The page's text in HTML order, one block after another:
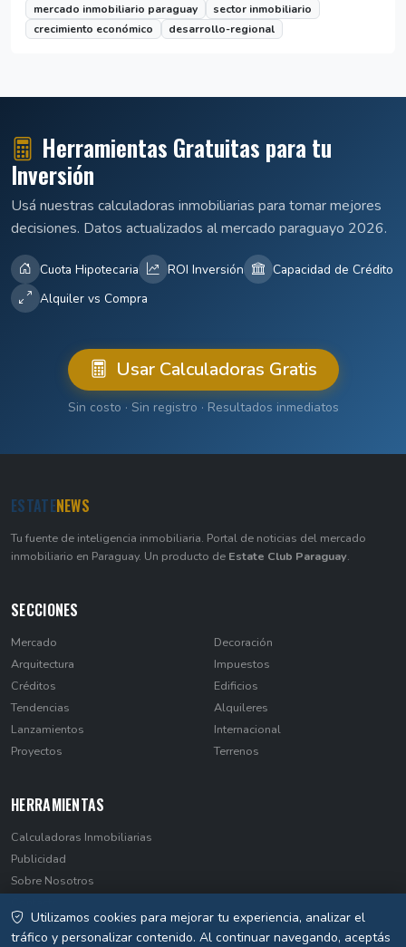
mercado inmobiliario paraguay
sector inmobiliario
crecimiento económico
desarrollo-regional
Herramientas Gratuitas para tu
Inversión
Usá nuestras calculadoras inmobiliarias para tomar mejores
decisiones. Datos actualizados al mercado paraguayo 2026.
Cuota Hipotecaria ROI Inversión
Capacidad de Crédito
Alquiler vs Compra
Usar Calculadoras Gratis
Sin costo · Sin registro · Resultados inmediatos
ESTATENEWS
Tu fuente de inteligencia inmobiliaria. Portal de noticias del mercado
inmobiliario en Paraguay. Un producto de Estate Club Paraguay.
SECCIONES
Mercado
Arquitectura
Créditos
Tendencias
Lanzamientos
Proyectos
Decoración
Impuestos
Edificios
Alquileres
Internacional
Terrenos
HERRAMIENTAS
Calculadoras Inmobiliarias
Publicidad
Sobre Nosotros
Privacidad
Utilizamos cookies para mejorar tu experiencia, analizar el
tráfico y personalizar contenido. Al continuar navegando, aceptás